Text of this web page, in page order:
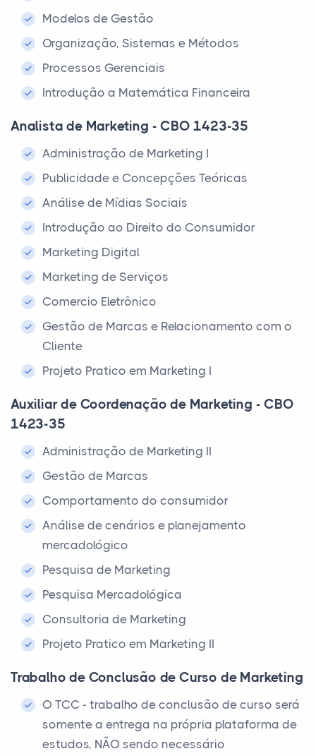
Modelos de Gestão
Organização, Sistemas e Métodos
Processos Gerenciais
Introdução a Matemática Financeira
Analista de Marketing - CBO 1423-35
Administração de Marketing I
Publicidade e Concepções Teóricas
Análise de Mídias Sociais
Introdução ao Direito do Consumidor
Marketing Digital
Marketing de Serviços
Comercio Eletrônico
Gestão de Marcas e Relacionamento com o
Cliente
Projeto Pratico em Marketing I
Auxiliar de Coordenação de Marketing - CBO
1423-35
Administração de Marketing II
Gestão de Marcas
Comportamento do consumidor
Análise de cenários e planejamento
mercadológico
Pesquisa de Marketing
Pesquisa Mercadológica
Consultoria de Marketing
Projeto Pratico em Marketing II
Trabalho de Conclusão de Curso de Marketing
O TCC - trabalho de conclusão de curso será
somente a entrega na própria plataforma de
estudos, NÃO sendo necessário